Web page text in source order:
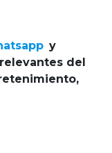
y
del